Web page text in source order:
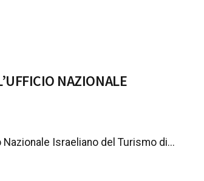
NAZIONALE
Israeliano del Turismo di...